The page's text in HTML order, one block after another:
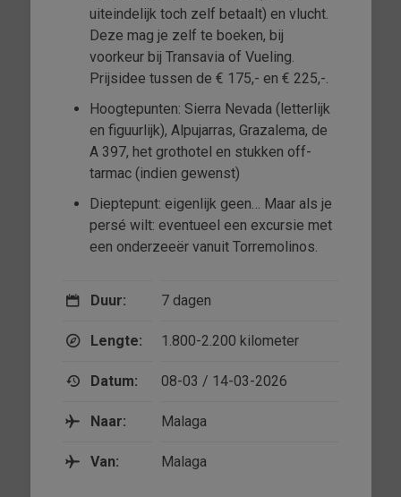
uiteindelijk toch zelf betaalt) en vlucht.
Deze mag je zelf te boeken, bij
voorkeur bij Transavia of Vueling.
Prijsidee tussen de € 175,- en € 225,-.
Hoogtepunten: Sierra Nevada (letterlijk
en figuurlijk), Alpujarras, Grazalema, de
A 397, het grothotel en stukken off-
tarmac (indien gewenst)
Dieptepunt: eigenlijk geen… Maar als je
persé wilt: eventueel een excursie met
een onderzeeër vanuit Torremolinos.
Duur: 7 dagen
Lengte: 1.800-2.200 kilometer
Datum: 08-03 / 14-03-2026
Naar: Malaga
Van: Malaga